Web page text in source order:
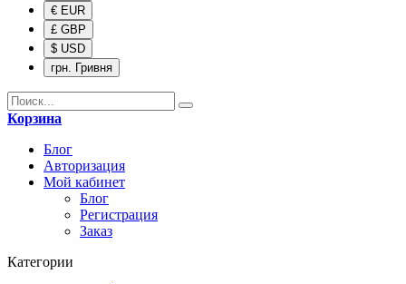
€ EUR
£ GBP
$ USD
грн. Гривня
Корзина
Блог
Авторизация
Мой кабинет
Блог
Регистрация
Заказ
Категории